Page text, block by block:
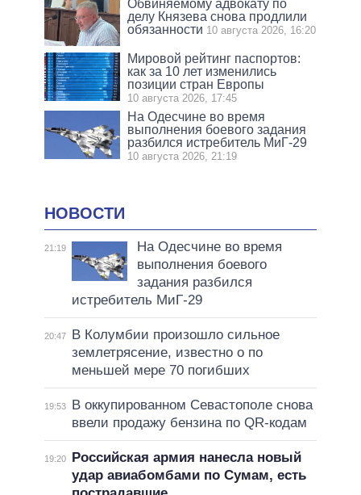
Обвиняемому адвокату по
делу Князева снова продлили
обязанности 10 августа 2026, 16:20
Мировой рейтинг паспортов:
как за 10 лет изменились
позиции стран Европы
10 августа 2026, 17:45
На Одесчине во время
выполнения боевого задания
разбился истребитель МиГ-29
10 августа 2026, 21:19
НОВОСТИ
21:19
На Одесчине во время
выполнения боевого
задания разбился
истребитель МиГ-29
20:47
В Колумбии произошло сильное
землетрясение, известно о по
меньшей мере 70 погибших
19:53
В оккупированном Севастополе снова
ввели продажу бензина по QR-кодам
19:20
Российская армия нанесла новый
удар авиабомбами по Сумам, есть